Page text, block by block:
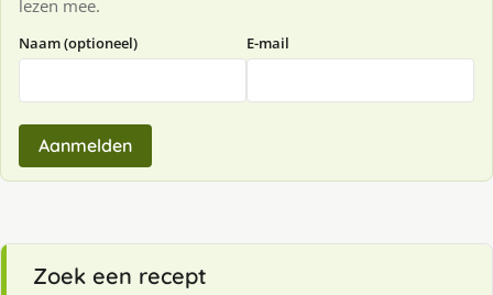
lezen mee.
Naam (optioneel) E-mail
Aanmelden
Zoek een recept